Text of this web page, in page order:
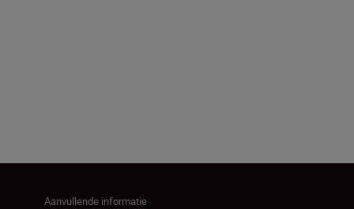
Aanvullende informatie